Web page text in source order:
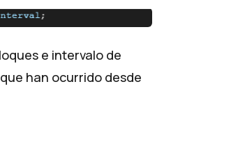
e intervalo de
han ocurrido desde